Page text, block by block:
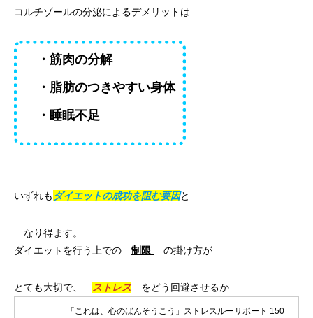
コルチゾールの分泌によるデメリットは
・筋肉の分解
・脂肪のつきやすい身体
・睡眠不足
いずれも ダイエットの成功を阻む要因と
なり得ます。
ダイエットを行う上での 制限 の掛け方が
とても大切で、 ストレス をどう回避させるか
「これは、心のばんそうこう」ストレスルーサポート 150